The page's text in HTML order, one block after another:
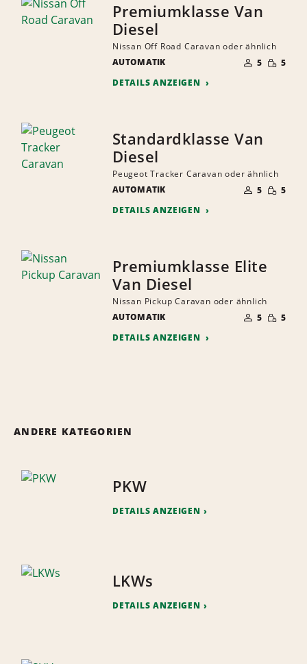
Premiumklasse Van
Diesel
Nissan Off Road Caravan oder ähnlich
AUTOMATIK
DER
MITFAHRER
5 GERINGE
MENGE
5
DETAILS ANZEIGEN
Standardklasse Van
Diesel
Peugeot Tracker Caravan oder ähnlich
AUTOMATIK
DER
MITFAHRER
5 GERINGE
MENGE
5
DETAILS ANZEIGEN
Premiumklasse Elite
Van Diesel
Nissan Pickup Caravan oder ähnlich
AUTOMATIK
DER
MITFAHRER
5 GERINGE
MENGE
5
DETAILS ANZEIGEN
ANDERE KATEGORIEN
PKW
DETAILS ANZEIGEN
LKWs
DETAILS ANZEIGEN